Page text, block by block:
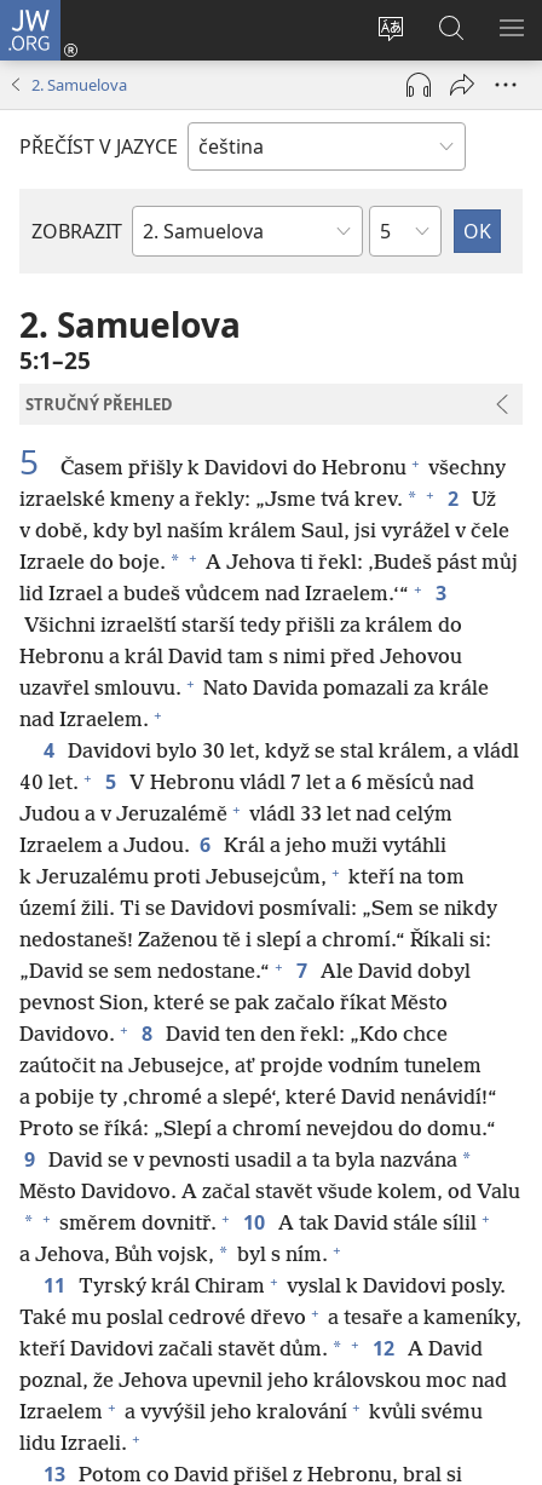
JW.ORG
Změnit
jazyk
stránek
Přihlásit
se
(otevřeno
okno)
Hledat
na
JW.ORG
2. Samuelova
PŘEČÍST V JAZYCE
ZOBRAZIT
Biblická
Kapitola
2. Samuelova
5:1–25
STRUČNÝ PŘEHLED
5 Časem přišly k Davidovi do Hebronu + všechny
izraelské kmeny a řekly: „Jsme tvá krev. * + 2
Už
v době, kdy byl naším králem Saul, jsi vyrážel v čele
Izraele do boje. * + A Jehova ti řekl: ‚Budeš pást můj
lid Izrael a budeš vůdcem nad Izraelem.‘“ + 3
Všichni izraelští starší tedy přišli za králem do
Hebronu a král David tam s nimi před Jehovou
uzavřel smlouvu. + Nato Davida pomazali za krále
nad Izraelem. +
4 Davidovi bylo 30 let, když se stal králem, a vládl
40 let. + 5
V Hebronu vládl 7 let a 6 měsíců nad
Judou a v Jeruzalémě + vládl 33 let nad celým
Izraelem a Judou. 6 Král a jeho muži vytáhli
k Jeruzalému proti Jebusejcům, + kteří na tom
území žili. Ti se Davidovi posmívali: „Sem se nikdy
nedostaneš! Zaženou tě i slepí a chromí.“ Říkali si:
„David se sem nedostane.“ + 7 Ale David dobyl
pevnost Sion, které se pak začalo říkat Město
Davidovo. + 8 David ten den řekl: „Kdo chce
zaútočit na Jebusejce, ať projde vodním tunelem
a pobije ty ‚chromé a slepé‘, které David nenávidí!“
Proto se říká: „Slepí a chromí nevejdou do domu.“
9 David se v pevnosti usadil a ta byla nazvána *
Město Davidovo. A začal stavět všude kolem, od Valu
* + směrem dovnitř. + 10 A tak David stále sílil +
a Jehova, Bůh vojsk, * byl s ním. +
11 Tyrský král Chiram + vyslal k Davidovi posly.
Také mu poslal cedrové dřevo + a tesaře a kameníky,
kteří Davidovi začali stavět dům. * + 12 A David
poznal, že Jehova upevnil jeho královskou moc nad
Izraelem + a vyvýšil jeho kralování + kvůli svému
lidu Izraeli. +
13 Potom co David přišel z Hebronu, bral si